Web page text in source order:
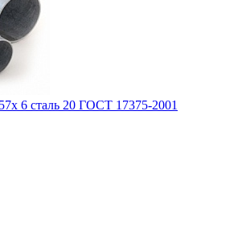
6 сталь 20 ГОСТ 17375-2001